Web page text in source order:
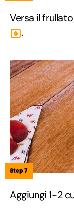
Versa il
6 .
Step 7
Aggiungi 1-2